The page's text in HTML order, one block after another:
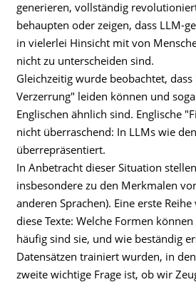
generieren, vollständig
behaupten oder zeigen, dass LLM-
in vielerlei Hinsicht mit von
nicht zu unterscheiden sind.
Gleichzeitig wurde beobachtet,
Verzerrung" leiden können und
Englischen ähnlich sind. Englische
nicht überraschend: In LLMs wie
überrepräsentiert.
In Anbetracht dieser Situation
insbesondere zu den Merkmalen
anderen Sprachen). Eine erste
diese Texte: Welche Formen
häufig sind sie, und wie beständig
Datensätzen trainiert wurden, in
zweite wichtige Frage ist, ob wir